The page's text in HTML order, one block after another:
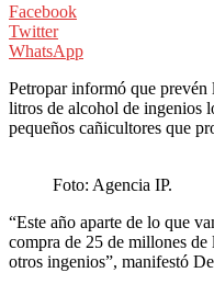
Facebook
Twitter
WhatsApp
Petropar informó que prevén
litros de alcohol de ingenios
pequeños cañicultores que
Foto: Agencia IP.
“Este año aparte de lo que
compra de 25 de millones
otros ingenios”, manifestó